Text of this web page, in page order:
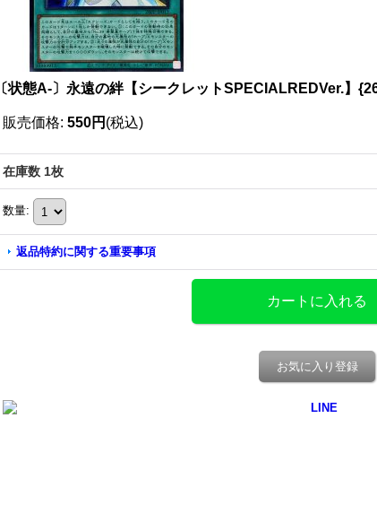
〔状態A-〕永遠の絆【シークレットSPECIALREDVer.】
販売価格: 550円 (税込)
在庫数 1枚
数量:
返品特約に関する重要事項
お気に入り登録